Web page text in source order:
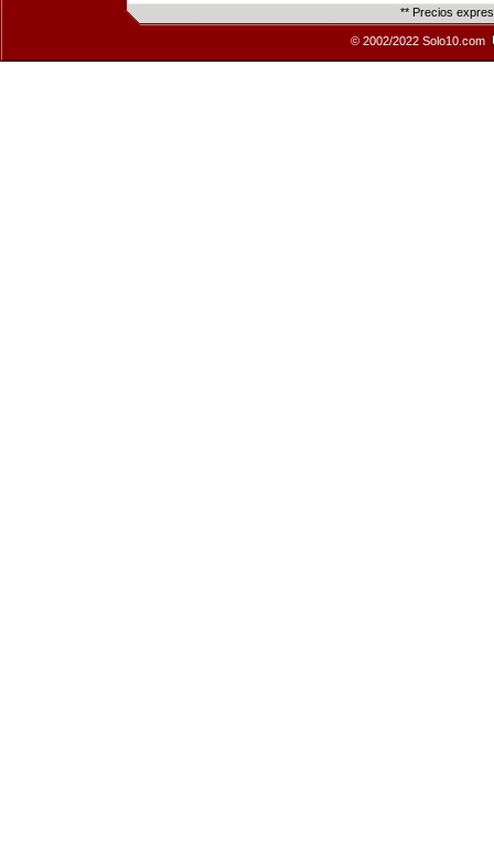
** Precios
© 2002/2022 Solo10.com